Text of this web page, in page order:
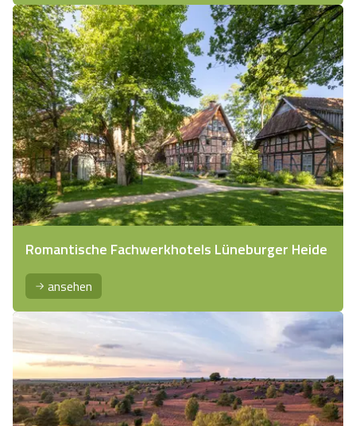
Romantische Fachwerkhotels Lüneburger Heide
ansehen